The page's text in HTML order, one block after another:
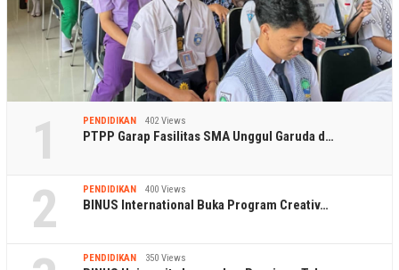
1 PENDIDIKAN 402 Views
PTPP Garap Fasilitas SMA Unggul Garuda d…
2 PENDIDIKAN 400 Views
BINUS International Buka Program Creativ…
PENDIDIKAN 350 Views